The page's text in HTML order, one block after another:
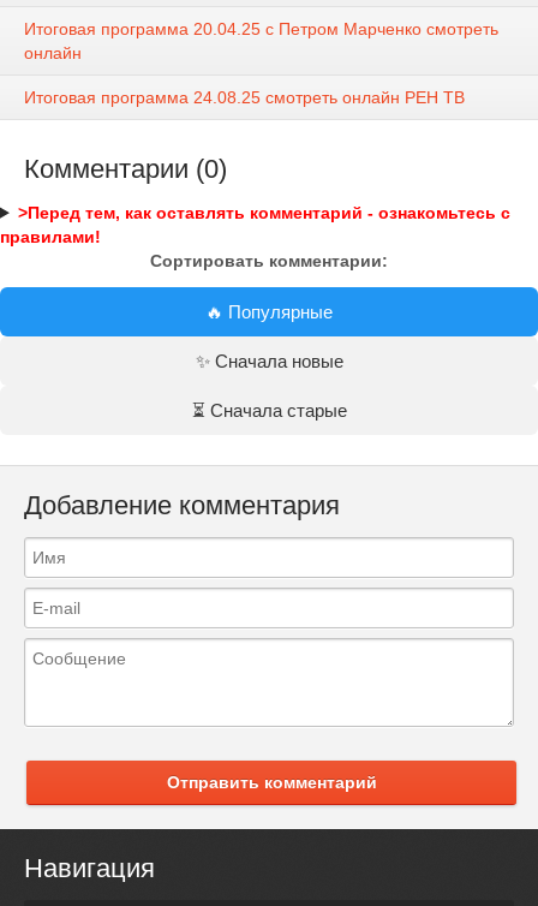
Итоговая программа 20.04.25 с Петром Марченко смотреть
онлайн
Итоговая программа 24.08.25 смотреть онлайн РЕН ТВ
Комментарии (0)
>Перед тем, как оставлять комментарий - ознакомьтесь с
правилами!
Сортировать комментарии:
🔥 Популярные
✨ Сначала новые
⏳ Сначала старые
Добавление комментария
Отправить комментарий
Навигация